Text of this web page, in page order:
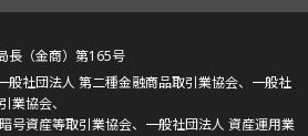
長（金商）第165号
般社団法人 第二種金融商品取引業協会、一般社
業協会、
号資産等取引業協会、一般社団法人 資産運用業